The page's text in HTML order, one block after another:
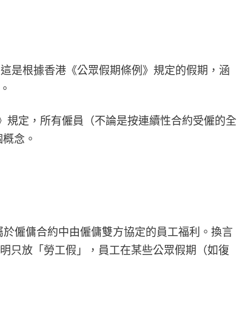
是根據香港《公眾假期條例》規定的假期，涵
規定，所有僱員（不論是按連續性合約受僱的全
念。
僱傭合約中由僱傭雙方協定的員工福利。換言
只放「勞工假」，員工在某些公眾假期（如復